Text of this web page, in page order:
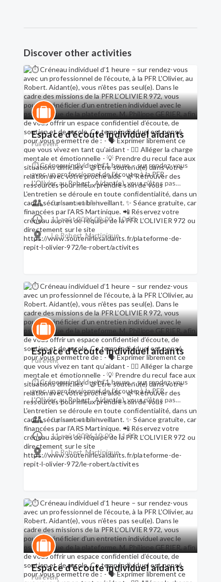
Discover other activities
Espace d’écoute individuel aidants
Full event
⏱ Créneau individuel d’1 heure – sur rendez-vous
avec un professionnel de l’écoute, à la PFR
L'Olivier, au Robert. Aidant(e), vous n’êtes pas
seul(e). Dans le cadre des missions de la PFR
L’OLIVIER 972, vous pouvez bénéficier d’un
entretien individuel avec le psychologue de la
plateforme, M. Philippe GERIER, afin de vous offrir
un espace confidentiel d’écoute, de soutien et de
parole. Ce temp individuel est pensé pour vous
permettre de : - 🗣 Exprimer librement ce que
dans votre relation avec votre proche aidé - 🌿
Retrouver des ressources pour mieux prendre
soin de vous L'entretien se déroule en toute
confidentialité, dans un cadre sécurisant et
bienveillant. ✨ Séance gratuite, car financées par
l’ARS Martinique. 📲 Réservez votre créneau
auprès de l’équipe de la PFR L’OLIVIER 972 ou
directement sur le site
https://www.soutenirlesaidants.fr/plateforme-
de-repit-l-olivier-972/le-robert/activites
0 place available
11 août 2026 09:00 - 10:00
Le Robert, Martinique
Espace d’écoute individuel aidants
Full event
⏱ Créneau individuel d’1 heure – sur rendez-vous
avec un professionnel de l’écoute, à la PFR
L'Olivier, au Robert. Aidant(e), vous n’êtes pas
seul(e). Dans le cadre des missions de la PFR
L’OLIVIER 972, vous pouvez bénéficier d’un
entretien individuel avec le psychologue de la
plateforme, M. Philippe GERIER, afin de vous offrir
un espace confidentiel d’écoute, de soutien et de
parole. Ce temp individuel est pensé pour vous
permettre de : - 🗣 Exprimer librement ce que
dans votre relation avec votre proche aidé - 🌿
Retrouver des ressources pour mieux prendre
soin de vous L'entretien se déroule en toute
confidentialité, dans un cadre sécurisant et
bienveillant. ✨ Séance gratuite, car financées par
l’ARS Martinique. 📲 Réservez votre créneau
auprès de l’équipe de la PFR L’OLIVIER 972 ou
directement sur le site
https://www.soutenirlesaidants.fr/plateforme-
de-repit-l-olivier-972/le-robert/activites
0 place available
11 août 2026 10:00 - 11:00
Le Robert, Martinique
Espace d’écoute individuel aidants
Full event